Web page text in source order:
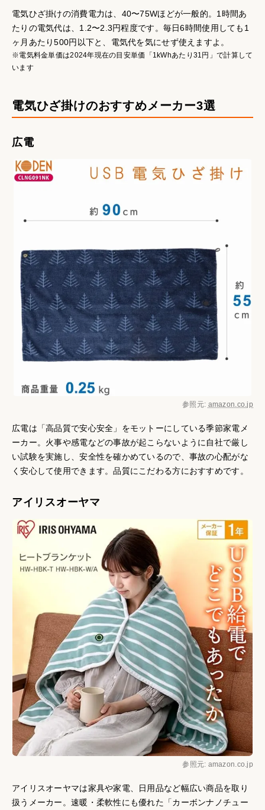
電気ひざ掛けの消費電力は、40〜75Wほどが一般的。1時間あ
たりの電気代は、1.2〜2.3円程度です。毎日6時間使用しても1
ヶ月あたり500円以下と、電気代を気にせず使えますよ。
※電気料金単価は2024年現在の目安単価「1kWhあたり31円」で計算して
います
電気ひざ掛けのおすすめメーカー3選
広電
参照元: amazon.co.jp
広電は「高品質で安心安全」をモットーにしている季節家電メ
ーカー。火事や感電などの事故が起こらないように自社で厳し
い試験を実施し、安全性を確かめているので、事故の心配がな
く安心して使用できます。品質にこだわる方におすすめです。
アイリスオーヤマ
参照元: amazon.co.jp
アイリスオーヤマは家具や家電、日用品など幅広い商品を取り
扱うメーカー。速暖・柔軟性にも優れた「カーボンナノチュー